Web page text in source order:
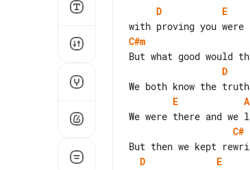
D
E
C#m
D
E
A
C#
D
E